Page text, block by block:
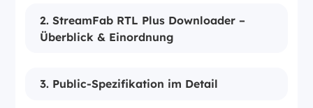
2. StreamFab RTL Plus Downloader –
Überblick & Einordnung
3. Public-Spezifikation im Detail